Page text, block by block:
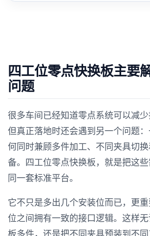
四工位零点快换板主要
问题
很多车间已经知道零点系统可以减少
但真正落地时还会遇到另一个问题
何同时兼顾多件加工、不同夹具切
备。四工位零点快换板，就是把这
同一套标准平台。
它不只是多出几个安装位而已，更
位之间拥有一致的接口逻辑。这样